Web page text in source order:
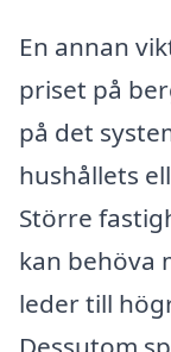
En annan
priset på
på det
hushållets
Större
kan behöva
leder till